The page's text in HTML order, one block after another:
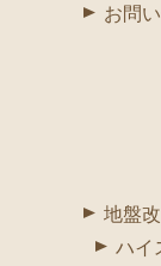
お問
地盤
ハイ